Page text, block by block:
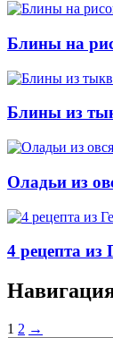
Блины на
Блины из
Оладьи из
4 рецепта из
1 2 →